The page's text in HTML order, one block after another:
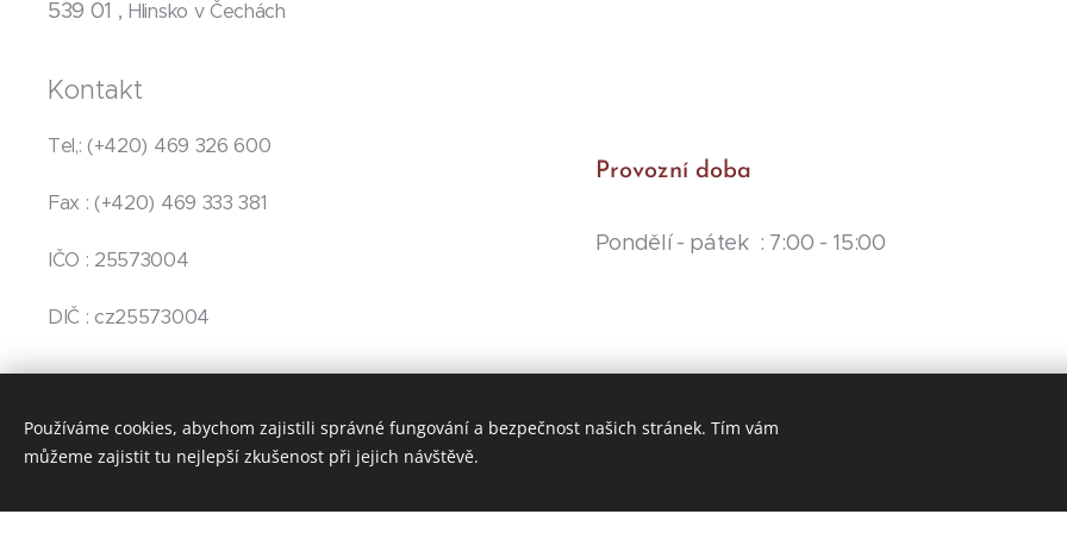
539 01 , Hlinsko v Čechách
Kontakt
Tel,: (+420) 469 326 600
Fax : (+420) 469 333 381
IČO : 25573004
DIČ : cz25573004
Provozní doba
Pondělí - pátek : 7:00 - 15:00
Používáme cookies, abychom zajistili správné fungování a bezpečnost našich stránek. Tím vám
můžeme zajistit tu nejlepší zkušenost při jejich návštěvě.